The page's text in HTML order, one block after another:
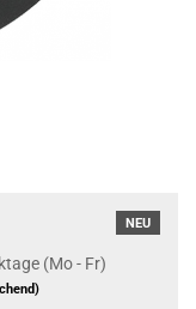
NEU
(Mo - Fr)